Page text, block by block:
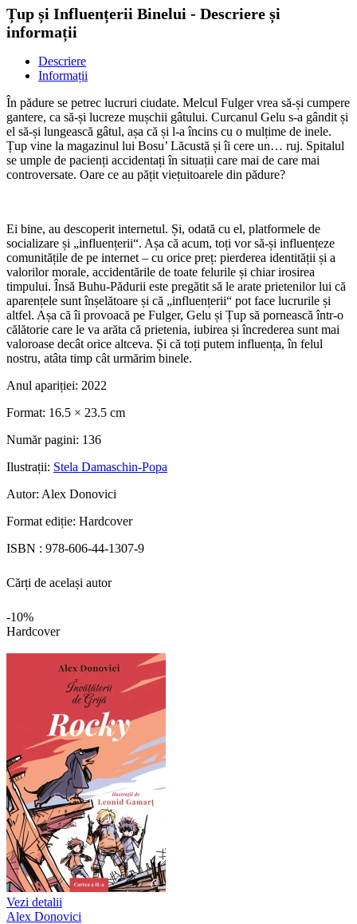
Țup și Influențerii Binelui - Descriere și
informații
Descriere
Informații
În pădure se petrec lucruri ciudate. Melcul Fulger vrea să-și cumpere
gantere, ca să-și lucreze mușchii gâtului. Curcanul Gelu s-a gândit și
el să-și lungească gâtul, așa că și l-a încins cu o mulțime de inele.
Țup vine la magazinul lui Bosu’ Lăcustă și îi cere un… ruj. Spitalul
se umple de pacienți accidentați în situații care mai de care mai
controversate. Oare ce au pățit viețuitoarele din pădure?
Ei bine, au descoperit internetul. Și, odată cu el, platformele de
socializare și „influențerii“. Așa că acum, toți vor să-și influențeze
comunitățile de pe internet – cu orice preț: pierderea identității și a
valorilor morale, accidentările de toate felurile și chiar irosirea
timpului. Însă Buhu-Pădurii este pregătit să le arate prietenilor lui că
aparențele sunt înșelătoare și că „influențerii“ pot face lucrurile și
altfel. Așa că îi provoacă pe Fulger, Gelu și Țup să pornească într-o
călătorie care le va arăta că prietenia, iubirea și încrederea sunt mai
valoroase decât orice altceva. Și că toți putem influența, în felul
nostru, atâta timp cât urmărim binele.
Anul apariției: 2022
Format: 16.5 × 23.5 cm
Număr pagini: 136
Ilustrații: Stela Damaschin-Popa
Autor: Alex Donovici
Format ediție: Hardcover
ISBN : 978-606-44-1307-9
Cărți de același autor
-10%
Hardcover
Vezi detalii
Alex Donovici